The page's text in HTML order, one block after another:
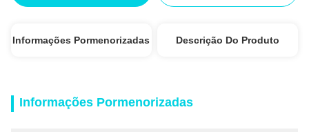
Informações Pormenorizadas Descrição Do Produto
Informações Pormenorizadas